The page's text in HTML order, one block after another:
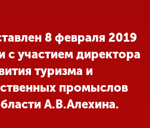
8 февраля 2019
с участием директора
туризма и
промыслов
А.В.Алехина.